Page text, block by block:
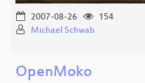
2007-08-26
154
Michael Schwab
OpenMoko